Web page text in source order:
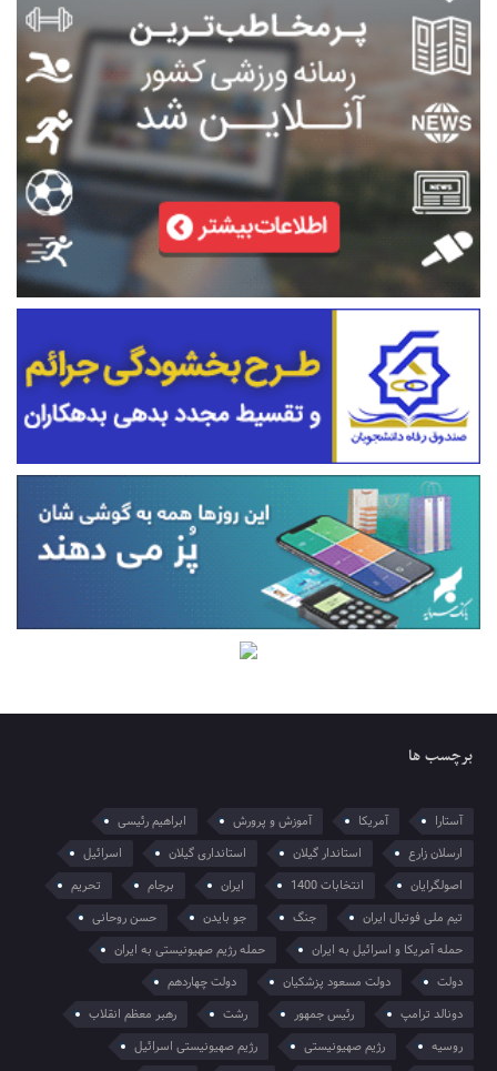
برچسب ها
آستارا آمریکا آموزش و پرورش
ابراهیم رئیسی
ارسلان زارع
استاندار گیلان استانداری گیلان
اسرائیل
اصولگرایان
انتخابات 1400 ایران برجام
تحریم
تیم ملی فوتبال ایران
جنگ جو بایدن
حسن روحانی
حمله آمریکا و اسرائیل به ایران
حمله رژیم صهیونیستی به ایران
دولت
دولت مسعود پزشکیان
دولت چهاردهم
دونالد ترامپ
رئیس جمهور رشت
رهبر معظم انقلاب
روسیه
رژیم صهیونیستی
رژیم صهیونیستی اسرائیل